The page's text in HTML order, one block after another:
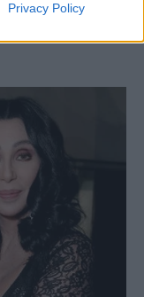
Privacy Policy